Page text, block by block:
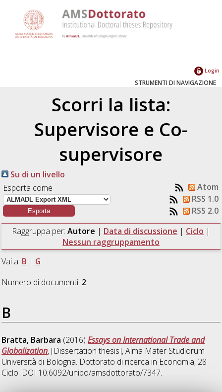
Login
STRUMENTI DI NAVIGAZIONE
Scorri la lista:
Supervisore e Co-
supervisore
Su di un livello
Esporta come
Atom
RSS 1.0
RSS 2.0
Raggruppa per: Autore | Data di discussione | Ciclo |
Nessun raggruppamento
Vai a: B | G
Numero di documenti: 2.
B
Bratta, Barbara (2016)Essays on International Trade and
Globalization, [Dissertation thesis], Alma Mater Studiorum
Università di Bologna. Dottorato di ricerca in Economia, 28
Ciclo. DOI 10.6092/unibo/amsdottorato/7347.